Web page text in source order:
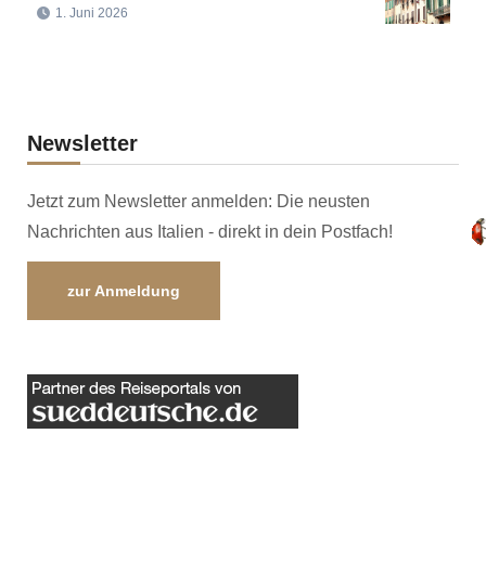
1. Juni 2026
Newsletter
Jetzt zum Newsletter anmelden: Die neusten
Nachrichten aus Italien - direkt in dein Postfach!
zur Anmeldung